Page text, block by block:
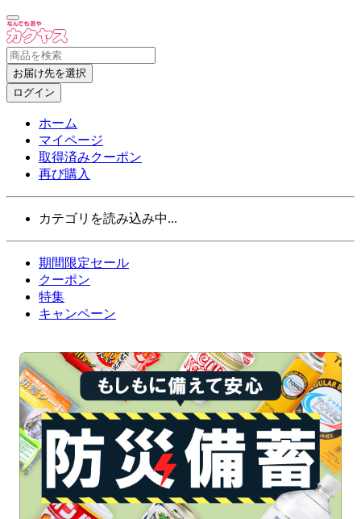
お届け先を選択
ログイン
ホーム
マイページ
取得済みクーポン
再び購入
カテゴリを読み込み中...
期間限定セール
クーポン
特集
キャンペーン